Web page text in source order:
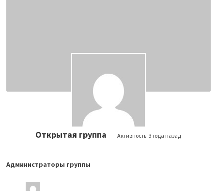
Открытая группа Активность:3 года назад
Лидеры
Администраторы группы